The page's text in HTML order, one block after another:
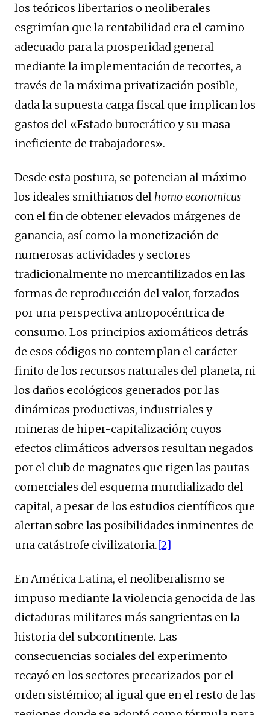
los teóricos libertarios o neoliberales
esgrimían que la rentabilidad era el camino
adecuado para la prosperidad general
mediante la implementación de recortes, a
través de la máxima privatización posible,
dada la supuesta carga fiscal que implican los
gastos del «Estado burocrático y su masa
ineficiente de trabajadores».
Desde esta postura, se potencian al máximo
los ideales smithianos del homo economicus
con el fin de obtener elevados márgenes de
ganancia, así como la monetización de
numerosas actividades y sectores
tradicionalmente no mercantilizados en las
formas de reproducción del valor, forzados
por una perspectiva antropocéntrica de
consumo. Los principios axiomáticos detrás
de esos códigos no contemplan el carácter
finito de los recursos naturales del planeta, ni
los daños ecológicos generados por las
dinámicas productivas, industriales y
mineras de hiper-capitalización; cuyos
efectos climáticos adversos resultan negados
por el club de magnates que rigen las pautas
comerciales del esquema mundializado del
capital, a pesar de los estudios científicos que
alertan sobre las posibilidades inminentes de
una catástrofe civilizatoria.[2]
En América Latina, el neoliberalismo se
impuso mediante la violencia genocida de las
dictaduras militares más sangrientas en la
historia del subcontinente. Las
consecuencias sociales del experimento
recayó en los sectores precarizados por el
orden sistémico; al igual que en el resto de las